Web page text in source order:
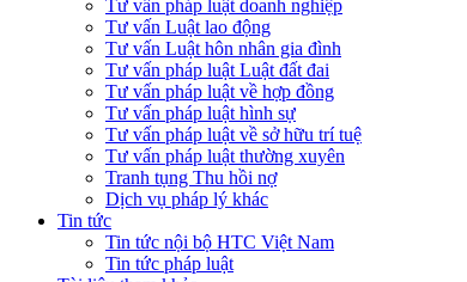
Tư vấn pháp luật doanh nghiệp
Tư vấn Luật lao động
Tư vấn Luật hôn nhân gia đình
Tư vấn pháp luật Luật đất đai
Tư vấn pháp luật về hợp đồng
Tư vấn pháp luật hình sự
Tư vấn pháp luật về sở hữu trí tuệ
Tư vấn pháp luật thường xuyên
Tranh tụng Thu hồi nợ
Dịch vụ pháp lý khác
Tin tức
Tin tức nội bộ HTC Việt Nam
Tin tức pháp luật